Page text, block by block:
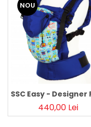
NOU
SSC Easy -
440,00 Lei